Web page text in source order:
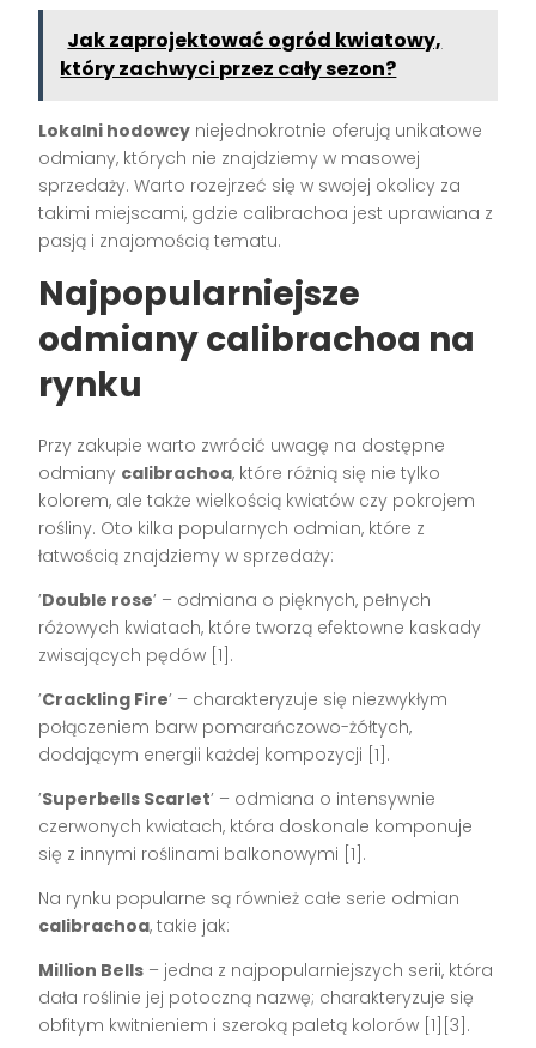
Jak zaprojektować ogród kwiatowy,
który zachwyci przez cały sezon?
Lokalni hodowcy niejednokrotnie oferują unikatowe
odmiany, których nie znajdziemy w masowej
sprzedaży. Warto rozejrzeć się w swojej okolicy za
takimi miejscami, gdzie calibrachoa jest uprawiana z
pasją i znajomością tematu.
Najpopularniejsze
odmiany calibrachoa na
rynku
Przy zakupie warto zwrócić uwagę na dostępne
odmiany calibrachoa, które różnią się nie tylko
kolorem, ale także wielkością kwiatów czy pokrojem
rośliny. Oto kilka popularnych odmian, które z
łatwością znajdziemy w sprzedaży:
’Double rose’ – odmiana o pięknych, pełnych
różowych kwiatach, które tworzą efektowne kaskady
zwisających pędów [1].
’Crackling Fire’ – charakteryzuje się niezwykłym
połączeniem barw pomarańczowo-żółtych,
dodającym energii każdej kompozycji [1].
’Superbells Scarlet’ – odmiana o intensywnie
czerwonych kwiatach, która doskonale komponuje
się z innymi roślinami balkonowymi [1].
Na rynku popularne są również całe serie odmian
calibrachoa, takie jak:
Million Bells – jedna z najpopularniejszych serii, która
dała roślinie jej potoczną nazwę; charakteryzuje się
obfitym kwitnieniem i szeroką paletą kolorów [1][3].